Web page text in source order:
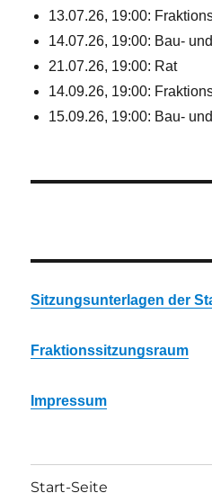
13.07.26, 19:00:
14.07.26, 19:00: Bau-
21.07.26, 19:00: Rat
14.09.26, 19:00:
15.09.26, 19:00: Bau-
Sitzungsunterlagen der
Fraktionssitzungsraum
Impressum
Start-Seite